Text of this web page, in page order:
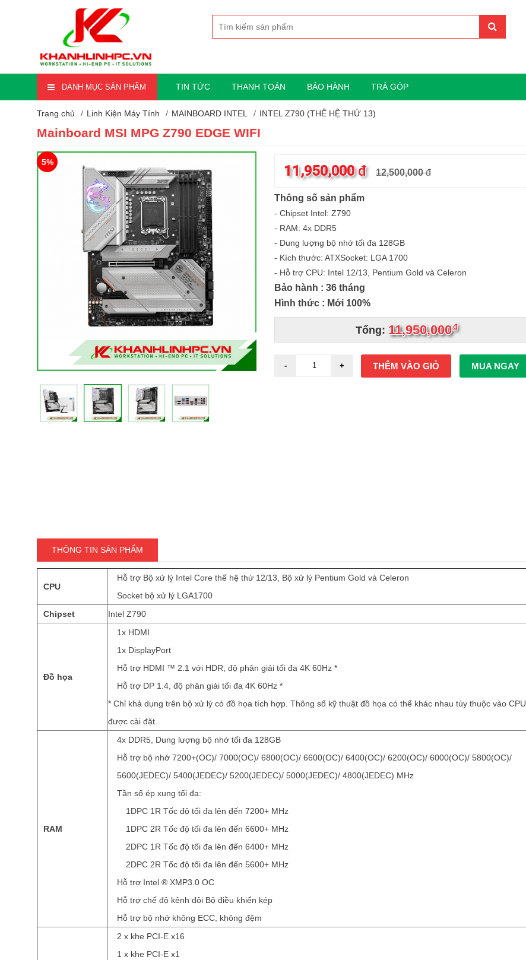
DANH MỤC SẢN PHẨM TIN TỨC THANH TOÁN BẢO HÀNH TRẢ GÓP
Trang chủ Linh Kiện Máy Tính MAINBOARD INTEL INTEL Z790 (THẾ HỆ THỨ 13)
Mainboard MSI MPG Z790 EDGE WIFI
5% 11,950,000đ 12,500,000đ
Thông số sản phẩm
- Chipset Intel: Z790
- RAM: 4x DDR5
- Dung lượng bộ nhớ tối đa 128GB
- Kích thước: ATXSocket: LGA 1700
- Hỗ trợ CPU: Intel 12/13, Pentium Gold và Celeron
Bảo hành : 36 tháng
Hình thức : Mới 100%
Tổng: 11,950,000đ
THÊM VÀO GIỎ MUA NGAY
THÔNG TIN SẢN PHẨM
CPU
Hỗ trợ Bộ xử lý Intel Core thế hệ thứ 12/13, Bộ xử lý Pentium Gold và Celeron
Socket bộ xử lý LGA1700
Chipset
Intel Z790
Đồ họa
1x HDMI
1x DisplayPort
Hỗ trợ HDMI ™ 2.1 với HDR, độ phân giải tối đa 4K 60Hz *
Hỗ trợ DP 1.4, độ phân giải tối đa 4K 60Hz *
* Chỉ khả dụng trên bộ xử lý có đồ họa tích hợp. Thông số kỹ thuật đồ họa có thể khác nhau tùy thuộc vào CPU
được cài đặt.
RAM
4x DDR5, Dung lượng bộ nhớ tối đa 128GB
Hỗ trợ bộ nhớ 7200+(OC)/ 7000(OC)/ 6800(OC)/ 6600(OC)/ 6400(OC)/ 6200(OC)/ 6000(OC)/ 5800(OC)/
5600(JEDEC)/ 5400(JEDEC)/ 5200(JEDEC)/ 5000(JEDEC)/ 4800(JEDEC) MHz
Tần số ép xung tối đa:
1DPC 1R Tốc độ tối đa lên đến 7200+ MHz
1DPC 2R Tốc độ tối đa lên đến 6600+ MHz
2DPC 1R Tốc độ tối đa lên đến 6400+ MHz
2DPC 2R Tốc độ tối đa lên đến 5600+ MHz
Hỗ trợ Intel ® XMP3.0 OC
Hỗ trợ chế độ kênh đôi Bộ điều khiển kép
Hỗ trợ bộ nhớ không ECC, không đệm
2 x khe PCI-E x16
1 x khe PCI-E x1